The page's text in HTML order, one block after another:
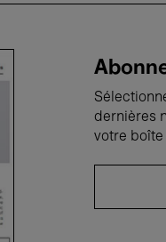
dernières
votre boîte